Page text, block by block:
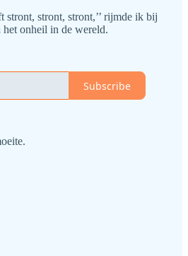
stront, stront, stront,’’ rijmde ik bij
onheil in de wereld.
Subscribe